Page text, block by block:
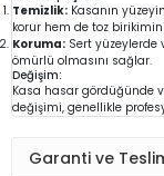
Temizlik: Kasanın
korur hem de toz
Koruma: Sert yüzeylerde
ömürlü olmasını sağlar.
Değişim:
Kasa hasar gördüğünde
değişimi, genellikle
Garanti ve